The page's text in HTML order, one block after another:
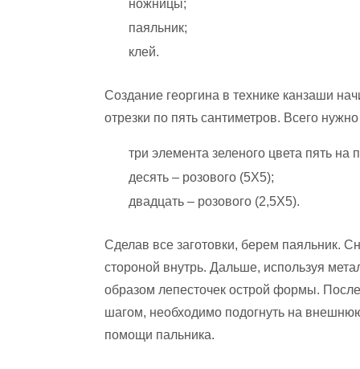
ножницы;
паяльник;
клей.
Создание георгина в технике канзаши
отрезки по пять сантиметров. Всего
три элемента зеленого цвета пять на
десять – розового (5Х5);
двадцать – розового (2,5Х5).
Сделав все заготовки, берем паяльник.
стороной внутрь. Дальше, используя
образом лепесточек острой формы.
шагом, необходимо подогнуть на
помощи пальника.